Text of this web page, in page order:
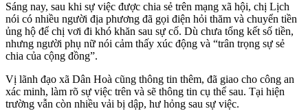
Sáng nay, sau khi sự việc được chia sẻ trên mạng xã hội, chị Lịch
nói có nhiều người địa phương đã gọi điện hỏi thăm và chuyển tiền
ủng hộ để chị vơi đi khó khăn sau sự cố. Dù chưa tổng kết số tiền,
nhưng người phụ nữ nói cảm thấy xúc động và “trân trọng sự sẻ
chia của cộng đồng”.
Vị lãnh đạo xã Dân Hoà cũng thông tin thêm, đã giao cho công an
xác minh, làm rõ sự việc trên và sẽ thông tin cụ thể sau. Tại hiện
trường vẫn còn nhiều vải bị dập, hư hỏng sau sự việc.